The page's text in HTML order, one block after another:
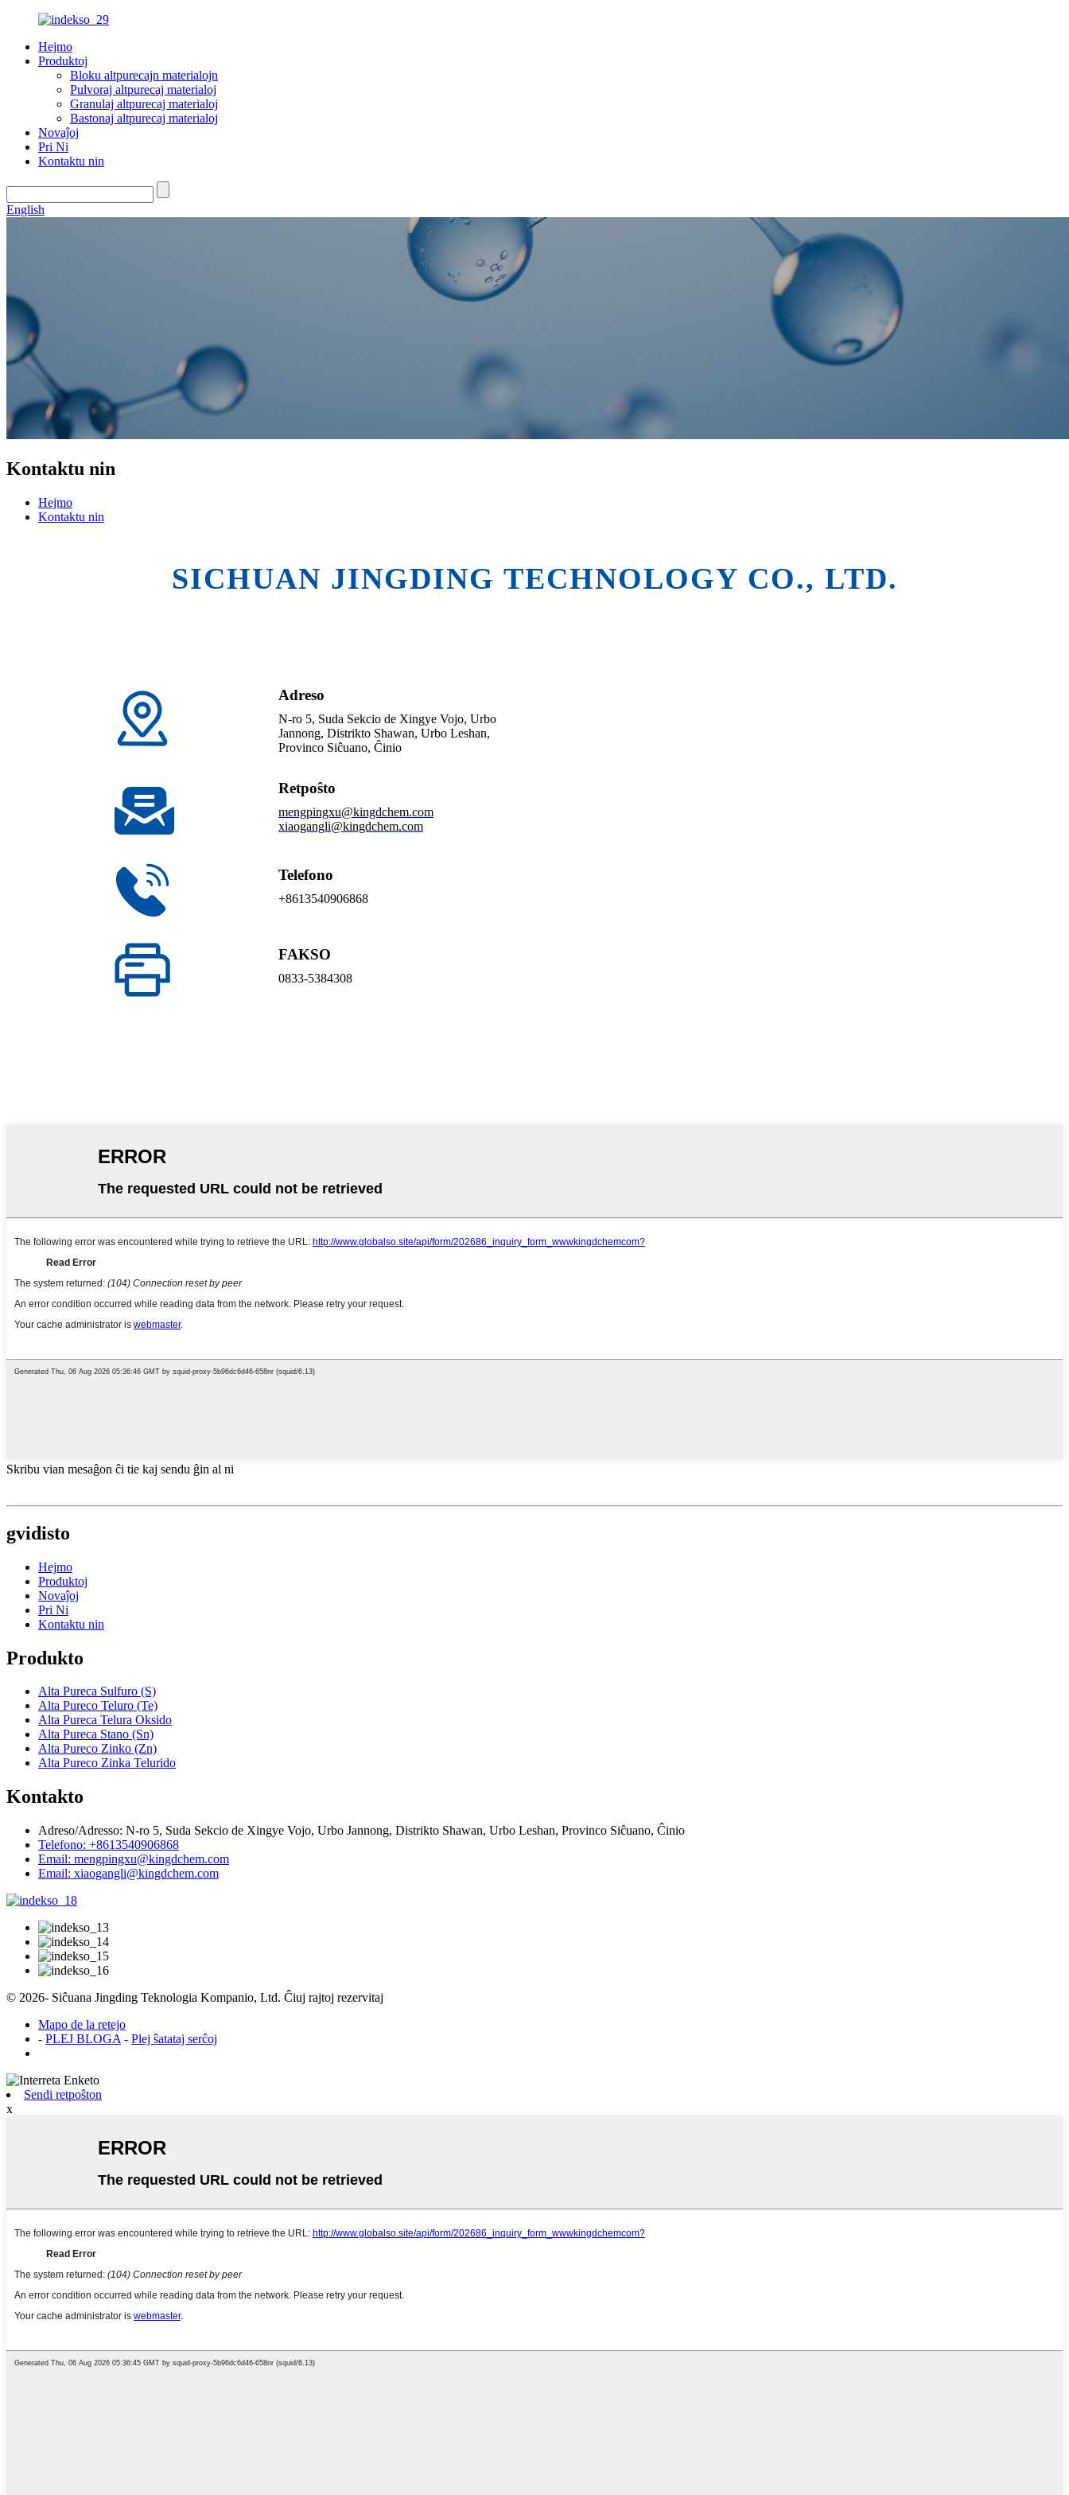
Hejmo
Produktoj
Bloku altpurecajn materialojn
Pulvoraj altpurecaj materialoj
Granulaj altpurecaj materialoj
Bastonaj altpurecaj materialoj
Novaĵoj
Pri Ni
Kontaktu nin
English
Kontaktu nin
Hejmo
Kontaktu nin
SICHUAN JINGDING TECHNOLOGY CO., LTD.
Adreso
N-ro 5, Suda Sekcio de Xingye Vojo, Urbo
Jannong, Distrikto Shawan, Urbo Leshan,
Provinco Siĉuano, Ĉinio
Retpoŝto
mengpingxu@kingdchem.com
xiaogangli@kingdchem.com
Telefono
+8613540906868
FAKSO
0833-5384308
Skribu vian mesaĝon ĉi tie kaj sendu ĝin al ni
gvidisto
Hejmo
Produktoj
Novaĵoj
Pri Ni
Kontaktu nin
Produkto
Alta Pureca Sulfuro (S)
Alta Pureco Teluro (Te)
Alta Pureca Telura Oksido
Alta Pureca Stano (Sn)
Alta Pureco Zinko (Zn)
Alta Pureco Zinka Telurido
Kontakto
Adreso/Adresso: N-ro 5, Suda Sekcio de Xingye Vojo, Urbo Jannong, Distrikto Shawan, Urbo Leshan, Provinco Siĉuano, Ĉinio
Telefono: +8613540906868
Email: mengpingxu@kingdchem.com
Email: xiaogangli@kingdchem.com
© 2026- Siĉuana Jingding Teknologia Kompanio, Ltd. Ĉiuj rajtoj rezervitaj
Mapo de la retejo
- PLEJ BLOGA - Plej ŝatataj serĉoj
Sendi retpoŝton
x